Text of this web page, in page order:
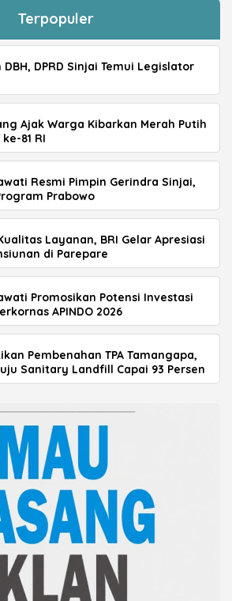
Terpopuler
DPRD Sinjai Temui Legislator
Ajak Warga Kibarkan Merah Putih
81 RI
Resmi Pimpin Gerindra Sinjai,
Prabowo
Layanan, BRI Gelar Apresiasi
di Parepare
Promosikan Potensi Investasi
APINDO 2026
Pembenahan TPA Tamangapa,
Sanitary Landfill Capai 93 Persen